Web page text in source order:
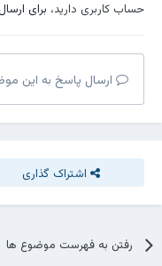
حساب کاربری دارید، برای
ارسال پاسخ به این
اشتراک گذاری
رفتن به فهرست موضوع ها